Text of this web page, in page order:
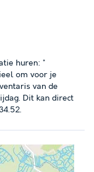
huren: *
om voor je
van de
Dit kan direct